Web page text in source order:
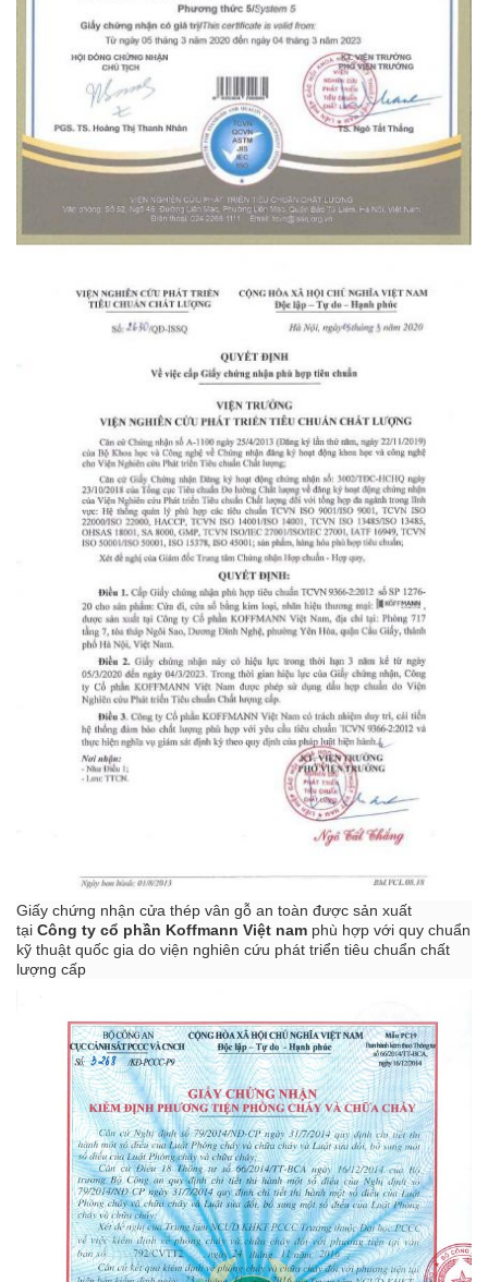
Giấy chứng nhận cửa thép vân gỗ an toàn được sản xuất
tại Công ty cổ phần Koffmann Việt nam phù hợp với quy chuẩn
kỹ thuật quốc gia do viện nghiên cứu phát triển tiêu chuẩn chất
lượng cấp